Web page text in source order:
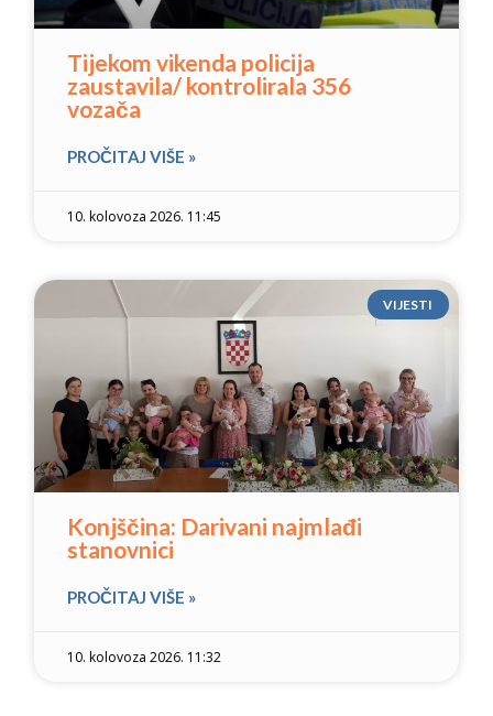
Tijekom vikenda policija
zaustavila/ kontrolirala 356
vozača
PROČITAJ VIŠE »
10. kolovoza 2026. 11:45
VIJESTI
Konjščina: Darivani najmlađi
stanovnici
PROČITAJ VIŠE »
10. kolovoza 2026. 11:32